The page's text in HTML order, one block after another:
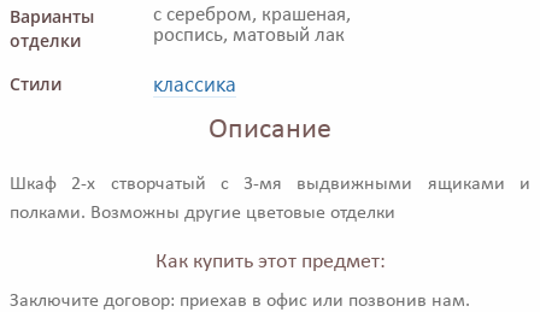
Варианты
отделки
с серебром, крашеная,
роспись, матовый лак
Стили классика
Описание
Шкаф 2-х створчатый с 3-мя выдвижными ящиками и
полками. Возможны другие цветовые отделки
Как купить этот предмет:
Заключите договор: приехав в офис или позвонив нам.